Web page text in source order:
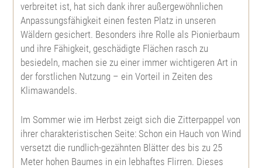
Veitchtanne
Scheinzypresse
Europäische Lärche
Sandbirke, Hänge-Birke
Moorbirke
Rotbuche
Esche
Himalaya Zeder
Europäische Lärche
Hybrid Lärche
Douglasie
Kanadische Felsenbirne
Roter Sauerdorn
Japanische Quitte
Weißer Hartriegel
Blutbuche
Lebensbaum
Abies bormmuelleriana
Abies fraseri
Abies lasiocarpa arizonica
Abies nobilis
Pflanzenbedarfstabelle
verbreitet ist, hat sich dank ihrer außergewöhnlichen
Anpassungsfähigkeit einen festen Platz in unseren
Wäldern gesichert. Besonders ihre Rolle als Pionierbaum
und ihre Fähigkeit, geschädigte Flächen rasch zu
besiedeln, machen sie zu einer immer wichtigeren Art in
der forstlichen Nutzung – ein Vorteil in Zeiten des
Klimawandels.
Im Sommer wie im Herbst zeigt sich die Zitterpappel von
ihrer charakteristischen Seite: Schon ein Hauch von Wind
versetzt die rundlich-gezähnten Blätter des bis zu 25
Meter hohen Baumes in ein lebhaftes Flirren. Dieses